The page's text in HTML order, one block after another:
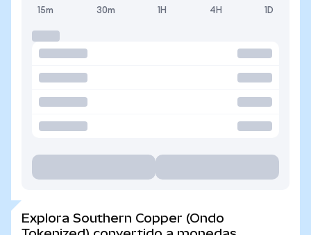
15m 30m 1H 4H 1D
Explora Southern Copper (Ondo